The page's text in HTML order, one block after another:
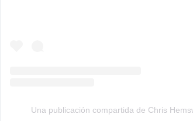
Una publicación compartida de Chris